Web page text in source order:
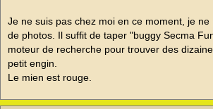
n
o
n
l
u
Je ne suis pas chez moi en ce moment, je
de photos. Il suffit de taper "buggy Secma
moteur de recherche pour trouver des
petit engin.
Le mien est rouge.